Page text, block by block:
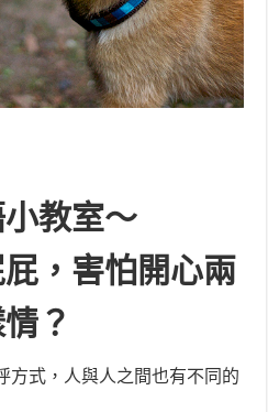
教室～
，害怕開心兩
？
方式，人與人之間也有不同的